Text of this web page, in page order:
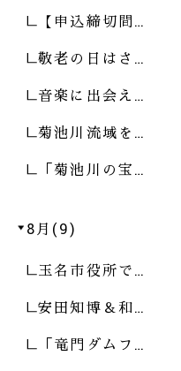
【申込締切間…
敬老の日はさ…
音楽に出会え…
菊池川流域を…
「菊池川の宝…
8月(9)
玉名市役所で…
安田知博＆和…
「竜門ダムフ…